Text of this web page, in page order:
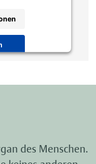
des Menschen.